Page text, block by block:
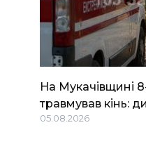
На Мукачівщині
травмував кінь:
05.08.2026